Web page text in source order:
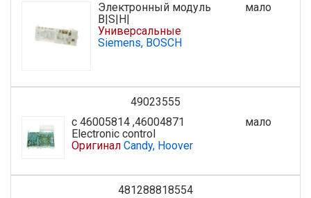
Электронный модуль
B|S|H|
Универсальные
Siemens, BOSCH
мало
49023555
с 46005814 ,46004871
Electronic control
Оригинал Candy, Hoover
мало
481288818554